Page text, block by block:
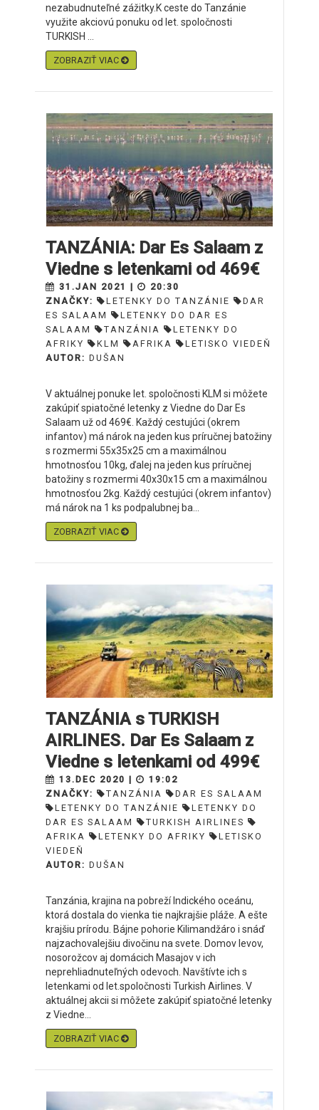
nezabudnuteľné zážitky.K ceste do Tanzánie
využite akciovú ponuku od let. spoločnosti
TURKISH ...
ZOBRAZIŤ VIAC
TANZÁNIA: Dar Es Salaam z
Viedne s letenkami od 469€
31.JAN 2021 |
20:30
ZNAČKY:
LETENKY DO TANZÁNIE
DAR
ES SALAAM
LETENKY DO DAR ES
SALAAM
TANZÁNIA
LETENKY DO
AFRIKY
KLM AFRIKA
LETISKO VIEDEŇ
AUTOR: DUŠAN
V aktuálnej ponuke let. spoločnosti KLM si môžete
zakúpiť spiatočné letenky z Viedne do Dar Es
Salaam už od 469€. Každý cestujúci (okrem
infantov) má nárok na jeden kus príručnej batožiny
s rozmermi 55x35x25 cm a maximálnou
hmotnosťou 10kg, ďalej na jeden kus príručnej
batožiny s rozmermi 40x30x15 cm a maximálnou
hmotnosťou 2kg. Každý cestujúci (okrem infantov)
má nárok na 1 ks podpalubnej ba...
ZOBRAZIŤ VIAC
TANZÁNIA s TURKISH
AIRLINES. Dar Es Salaam z
Viedne s letenkami od 499€
13.DEC 2020 |
19:02
ZNAČKY:
TANZÁNIA
DAR ES SALAAM
LETENKY DO TANZÁNIE
LETENKY DO
DAR ES SALAAM
TURKISH AIRLINES
AFRIKA
LETENKY DO AFRIKY
LETISKO
VIEDEŇ
AUTOR: DUŠAN
Tanzánia, krajina na pobreží Indického oceánu,
ktorá dostala do vienka tie najkrajšie pláže. A ešte
krajšiu prírodu. Bájne pohorie Kilimandžáro i snáď
najzachovalejšiu divočinu na svete. Domov levov,
nosorožcov aj domácich Masajov v ich
neprehliadnuteľných odevoch. Navštívte ich s
letenkami od let.spoločnosti Turkish Airlines. V
aktuálnej akcii si môžete zakúpiť spiatočné letenky
z Viedne...
ZOBRAZIŤ VIAC